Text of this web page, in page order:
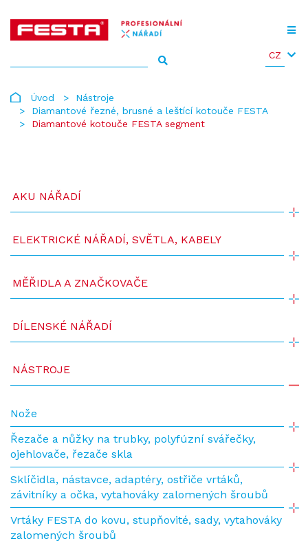
CZ
Úvod
Nástroje
Diamantové řezné, brusné a leštící kotouče FESTA
Diamantové kotouče FESTA segment
AKU NÁŘADÍ
ELEKTRICKÉ NÁŘADÍ, SVĚTLA, KABELY
MĚŘIDLA A ZNAČKOVAČE
DÍLENSKÉ NÁŘADÍ
NÁSTROJE
Nože
Řezače a nůžky na trubky, polyfúzní svářečky,
ojehlovače, řezače skla
Sklíčidla, nástavce, adaptéry, ostřiče vrtáků,
závitníky a očka, vytahováky zalomených šroubů
Vrtáky FESTA do kovu, stupňovité, sady, vytahováky
zalomených šroubů